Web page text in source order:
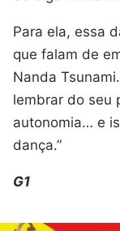
Para ela, essa
que falam de
Nanda
lembrar do seu
autonomia… e
dança.”
G1